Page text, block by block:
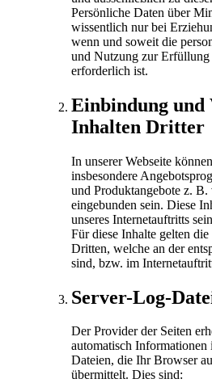
Persönliche Daten über
wissentlich nur bei
wenn und soweit die
und Nutzung zur Erfüllung
erforderlich ist.
Einbindung und
Inhalten Dritter
In unserer Webseite
insbesondere
und Produktangebote z. B.
eingebunden sein. Diese
unseres Internetauftritts
Für diese Inhalte gelten
Dritten, welche an der
sind, bzw. im
Server-Log-
Der Provider der Seiten
automatisch
Dateien, die Ihr Browser
übermittelt. Dies sind: